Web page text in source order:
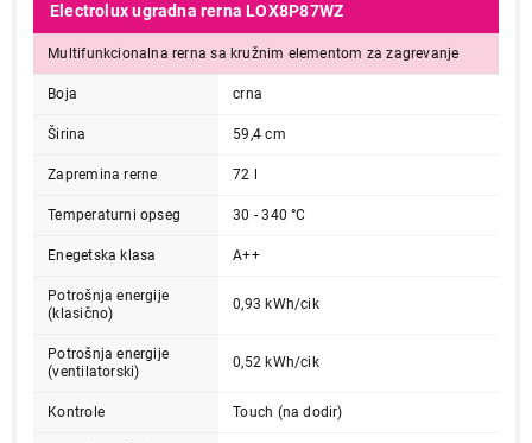
Electrolux ugradna rerna LOX8P87WZ
Multifunkcionalna rerna sa kružnim elementom za zagrevanje
Boja crna
Širina 59,4 cm
Zapremina rerne 72 l
Temperaturni opseg 30 - 340 °C
Enegetska klasa A++
Potrošnja energije
(klasično)
0,93 kWh/cik
Potrošnja energije
(ventilatorski)
0,52 kWh/cik
Kontrole Touch (na dodir)